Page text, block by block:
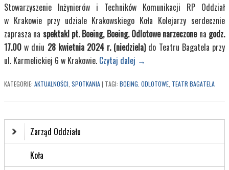
Stowarzyszenie Inżynierów i Techników Komunikacji RP Oddział
w Krakowie przy udziale Krakowskiego Koła Kolejarzy serdecznie
zaprasza na spektakl pt. Boeing, Boeing. Odlotowe narzeczone na godz.
17.00 w dniu 28 kwietnia 2024 r. (niedziela)do Teatru Bagatela przy
ul. Karmelickiej 6 w Krakowie. Czytaj dalej →
KATEGORIE: AKTUALNOŚCI SPOTKANIA| TAGI: BOEING. ODLOTOWE TEATR BAGATELA
Zarząd Oddziału
Koła